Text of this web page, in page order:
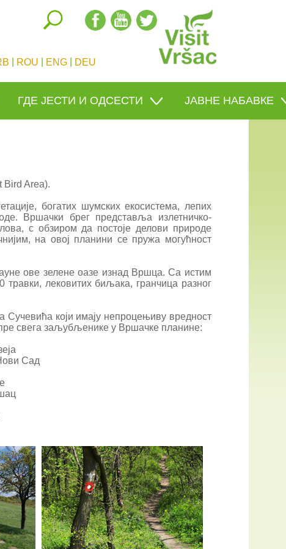
ROU ENG DEU
ГДЕ ЈЕСТИ И ОДСЕСТИ ЈАВНЕ НАБАВКЕ
Bird Area).
богатих шумских екосистема, лепих
Вршачки брег представља излетничко-
с обзиром да постоје делови природе
на овој планини се пружа могућност
ове зелене оазе изнад Вршца. Са истим
лековитих биљака, гранчица разног
који имају непроцењиву вредност
свега заљубљенике у Вршачке планине:
Сад